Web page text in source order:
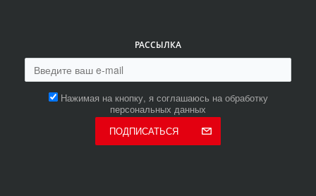
РАССЫЛКА
Нажимая на кнопку, я соглашаюсь на обработку
персональных данных
ПОДПИСАТЬСЯ